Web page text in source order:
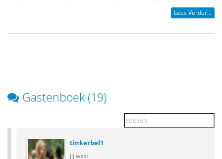
Lees Verder...
Gastenboek (19)
tinkerbel1
jij was: